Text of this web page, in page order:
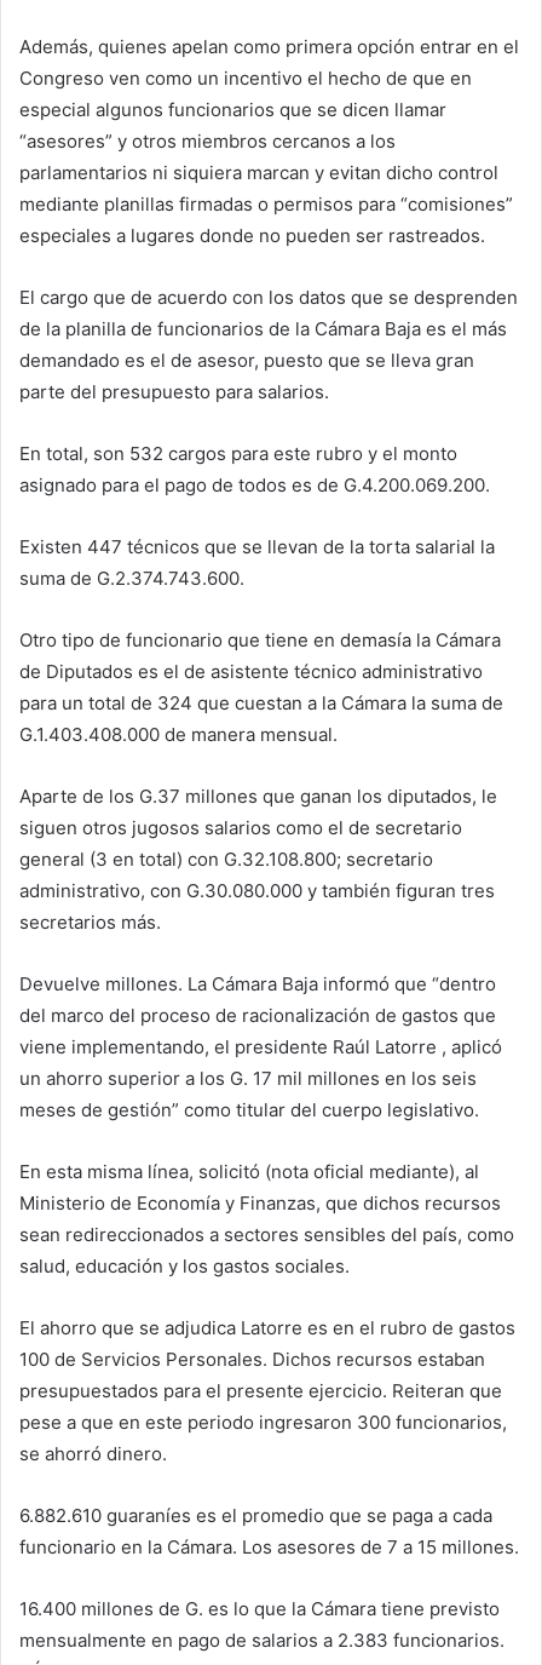
Además, quienes apelan como primera opción entrar en el
Congreso ven como un incentivo el hecho de que en
especial algunos funcionarios que se dicen llamar
“asesores” y otros miembros cercanos a los
parlamentarios ni siquiera marcan y evitan dicho control
mediante planillas firmadas o permisos para “comisiones”
especiales a lugares donde no pueden ser rastreados.
El cargo que de acuerdo con los datos que se desprenden
de la planilla de funcionarios de la Cámara Baja es el más
demandado es el de asesor, puesto que se lleva gran
parte del presupuesto para salarios.
En total, son 532 cargos para este rubro y el monto
asignado para el pago de todos es de G.4.200.069.200.
Existen 447 técnicos que se llevan de la torta salarial la
suma de G.2.374.743.600.
Otro tipo de funcionario que tiene en demasía la Cámara
de Diputados es el de asistente técnico administrativo
para un total de 324 que cuestan a la Cámara la suma de
G.1.403.408.000 de manera mensual.
Aparte de los G.37 millones que ganan los diputados, le
siguen otros jugosos salarios como el de secretario
general (3 en total) con G.32.108.800; secretario
administrativo, con G.30.080.000 y también figuran tres
secretarios más.
Devuelve millones. La Cámara Baja informó que “dentro
del marco del proceso de racionalización de gastos que
viene implementando, el presidente Raúl Latorre , aplicó
un ahorro superior a los G. 17 mil millones en los seis
meses de gestión” como titular del cuerpo legislativo.
En esta misma línea, solicitó (nota oficial mediante), al
Ministerio de Economía y Finanzas, que dichos recursos
sean redireccionados a sectores sensibles del país, como
salud, educación y los gastos sociales.
El ahorro que se adjudica Latorre es en el rubro de gastos
100 de Servicios Personales. Dichos recursos estaban
presupuestados para el presente ejercicio. Reiteran que
pese a que en este periodo ingresaron 300 funcionarios,
se ahorró dinero.
6.882.610 guaraníes es el promedio que se paga a cada
funcionario en la Cámara. Los asesores de 7 a 15 millones.
16.400 millones de G. es lo que la Cámara tiene previsto
mensualmente en pago de salarios a 2.383 funcionarios.